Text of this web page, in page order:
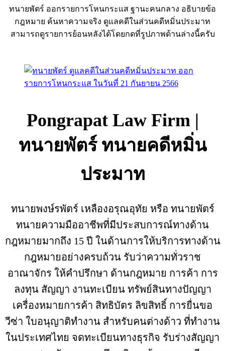
ทนายพัตร์ ออกรายการโหนกระแส ฐานะคนกลาง อธิบายข้อ
กฎหมาย ค้นหาความจริง ดูแลคดีในส่วนคดีหมิ่นประมาท
สามารถดูรายการย้อนหลังได้โดยกดที่รูปภาพด้านล่างนี้ครับ
Pongrapat Law Firm |
ทนายพัตร์ ทนายคดีหมิ่น
ประมาท
ทนายพงษ์รพัตร์ เหลืองอรุณอุทัย หรือ ทนายพัตร์
ทนายความมืออาชีพที่มีประสบการณ์ทางด้าน
กฎหมายมากถึง 15 ปี ในด้านการให้บริการทางด้าน
กฎหมายอย่างครบถ้วน รับว่าความทั่วราช
อาณาจักร ให้คำปรึกษา ด้านกฎหมาย การค้า การ
ลงทุน สัญญา งานทะเบียน ทรัพย์สินทางปัญญา
เครื่องหมายการค้า สิทธิบัตร ลิขสิทธิ์ การยื่นขอ
วีซ่า ใบอนุญาติทำงาน สำหรับคนต่างด้าว ที่ทำงาน
ในประเทศไทย จดทะเบียนทางธุรกิจ รับร่างสัญญา